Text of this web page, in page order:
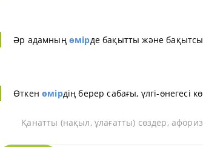
Әр адамның өмірде бақытты және
Өткенөмірдің берер сабағы, үлгі-
Қанатты (нақыл, ұлағатты) сөздер,